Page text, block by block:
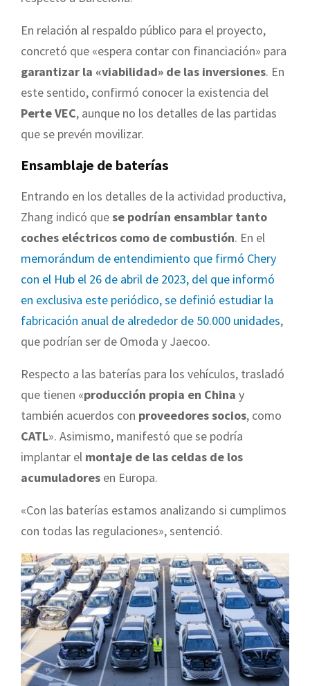
En relación al respaldo público para el proyecto,
concretó que «espera contar con financiación» para
garantizar la «viabilidad» de las inversiones. En
este sentido, confirmó conocer la existencia del
Perte VEC, aunque no los detalles de las partidas
que se prevén movilizar.
Ensamblaje de baterías
Entrando en los detalles de la actividad productiva,
Zhang indicó quese podrían ensamblar tanto
coches eléctricos como de combustión. En el
memorándum de entendimiento que firmó Chery
con el Hub el 26 de abril de 2023, del que informó
en exclusiva este periódico, se definió estudiar la
fabricación anual de alrededor de 50.000 unidades,
que podrían ser de Omoda y Jaecoo.
Respecto a las baterías para los vehículos, trasladó
que tienen «producción propia en China y
también acuerdos con proveedores socios, como
CATL». Asimismo, manifestó que se podría
implantar el montaje de las celdas de los
acumuladores en Europa.
«Con las baterías estamos analizando si cumplimos
con todas las regulaciones», sentenció.